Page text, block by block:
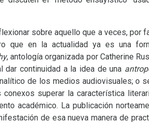
sobre aquello que a veces, por
que en la actualidad ya es una
, antología organizada por Catherine
dar continuidad a la idea de una
de los medios audiovisuales; o
superar la característica
académico. La publicación
de esa nueva manera de